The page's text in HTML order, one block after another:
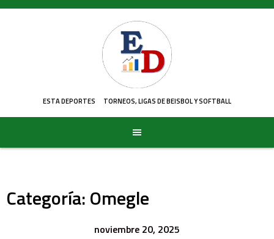
Skip
ESTA DEPORTES TORNEOS, LIGAS DE BEISBOL Y SOFTBALL
Categoría:Omegle
noviembre 20, 2025